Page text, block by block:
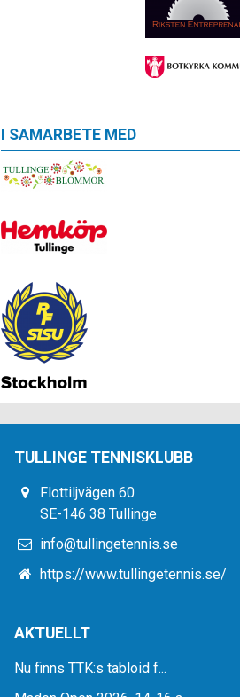
I SAMARBETE MED
TULLINGE TENNISKLUBB
Flottiljvägen 60
SE-146 38 Tullinge
info@tullingetennis.se
https://www.tullingetennis.se/
AKTUELLT
Nu finns TTK:s tabloid f...